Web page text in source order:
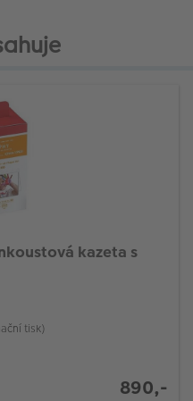
kazeta s
tisk)
890,-